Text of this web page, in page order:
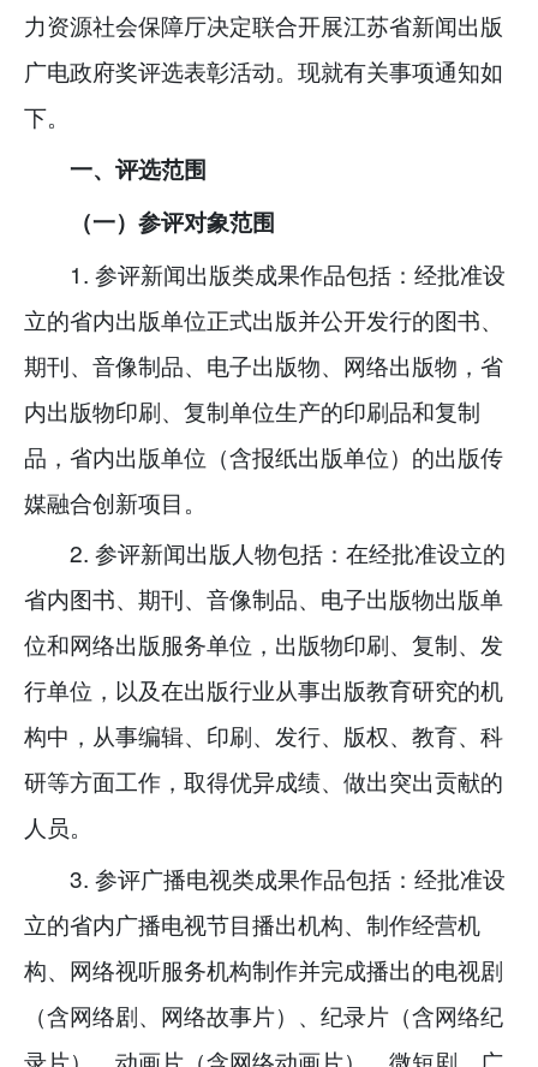
力资源社会保障厅决定联合开展江苏省新闻出版
广电政府奖评选表彰活动。现就有关事项通知如
下。
一、评选范围
（一）参评对象范围
1. 参评新闻出版类成果作品包括：经批准设
立的省内出版单位正式出版并公开发行的图书、
期刊、音像制品、电子出版物、网络出版物，省
内出版物印刷、复制单位生产的印刷品和复制
品，省内出版单位（含报纸出版单位）的出版传
媒融合创新项目。
2. 参评新闻出版人物包括：在经批准设立的
省内图书、期刊、音像制品、电子出版物出版单
位和网络出版服务单位，出版物印刷、复制、发
行单位，以及在出版行业从事出版教育研究的机
构中，从事编辑、印刷、发行、版权、教育、科
研等方面工作，取得优异成绩、做出突出贡献的
人员。
3. 参评广播电视类成果作品包括：经批准设
立的省内广播电视节目播出机构、制作经营机
构、网络视听服务机构制作并完成播出的电视剧
（含网络剧、网络故事片）、纪录片（含网络纪
录片）、动画片（含网络动画片）、微短剧、广